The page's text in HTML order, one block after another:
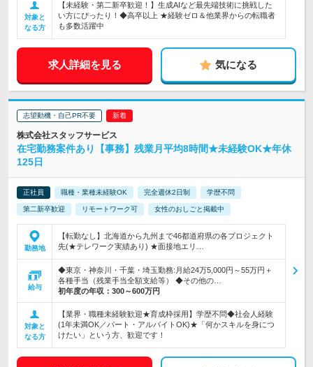
対象と
なる方
【未経験・第二新卒歓迎！】生成AIなど最先端技術に挑戦した
い方にぴったり！◆高卒以上 ★経験ゼロ＆他業界からの転職者
も多数活躍中
求人詳細を見る 気になる
志望動機・自己PR不要
株式会社スタッフサービス
在宅勤務案件あり【事務】残業月平均8時間★未経験OK★年休
125日
正社員 職種・業種未経験OK 完全週休2日制 学歴不問
第二新卒歓迎 リモートワーク可 女性のおしごと掲載中
勤務地
【転勤なし】北海道から九州まで46都道府県の各プロジェクト
先(★テレワーク実績あり) ★面接地エリ…
給与
◆東京・神奈川・千葉・埼玉勤務:月給24万5,000円～55万円＋
各種手当（残業手当全額支給等） ◆その他の…
初年度の年収： 300～600万円
対象と
なる方
【業界・職種未経験歓迎★育成枠採用】学歴不問◆社会人経験
(1年未満OK／パート・アルバイトOK)★「何かスキルを身につ
けたい」という方、歓迎です！